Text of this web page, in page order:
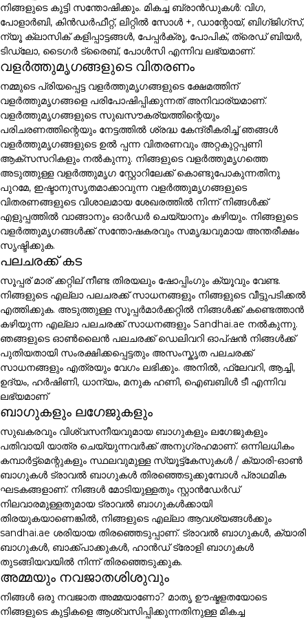
നിങ്ങളുടെ കുട്ടി സന്തോഷിക്കും. മികച്ച ബ്രാൻഡുകൾ: വിഗ,
പോളാർബി, കിൻഡർഫീറ്റ്, ലിറ്റിൽ സോൾ +, ഡാന്റോയ്, ബിഗ്ജിഗ്സ്,
ന്യൂ ക്ലാസിക് കളിപ്പാട്ടങ്ങൾ, പേപ്പർക്രൂ, പോപിക്, ത്രെഡ് ബിയർ,
ടിഡ്ലോ, ടൈഗർ ട്രൈബ്, പോൾസി എന്നിവ ലഭ്യമാണ്.
വളർത്തുമൃഗങ്ങളുടെ വിതരണം
നമ്മുടെ പ്രിയപ്പെട്ട വളർത്തുമൃഗങ്ങളുടെ ക്ഷേമത്തിന്
വളർത്തുമൃഗങ്ങളെ പരിപോഷിപ്പിക്കുന്നത് അനിവാര്യമാണ്.
വളർത്തുമൃഗങ്ങളുടെ സുഖസൗകര്യത്തിന്റെയും
പരിചരണത്തിന്റെയും നേട്ടത്തിൽ ശ്രദ്ധ കേന്ദ്രീകരിച്ച് ഞങ്ങൾ
വളർത്തുമൃഗങ്ങളുടെ ഉൽ പ്പന്ന വിതരണവും അറ്റകുറ്റപ്പണി
ആക്സസറികളും നൽകുന്നു. നിങ്ങളുടെ വളർത്തുമൃഗത്തെ
അടുത്തുള്ള വളർത്തുമൃഗ സ്റ്റോറിലേക്ക് കൊണ്ടുപോകുന്നതിനു
പുറമേ, ഇഷ്ടാനുസൃതമാക്കാവുന്ന വളർത്തുമൃഗങ്ങളുടെ
വിതരണങ്ങളുടെ വിശാലമായ ശേഖരത്തിൽ നിന്ന് നിങ്ങൾക്ക്
എളുപ്പത്തിൽ വാങ്ങാനും ഓർഡർ ചെയ്യാനും കഴിയും. നിങ്ങളുടെ
വളർത്തുമൃഗങ്ങൾക്ക് സന്തോഷകരവും സമൃദ്ധവുമായ അന്തരീക്ഷം
സൃഷ്ടിക്കുക.
പലചരക്ക് കട
സൂപ്പര് മാര് ക്കറ്റില് നീണ്ട തിരയലും ഷോപ്പിംഗും ക്യൂവും വേണ്ട.
നിങ്ങളുടെ എല്ലാ പലചരക്ക് സാധനങ്ങളും നിങ്ങളുടെ വീട്ടുപടിക്കൽ
എത്തിക്കുക. അടുത്തുള്ള സൂപ്പർമാർക്കറ്റിൽ നിങ്ങൾക്ക് കണ്ടെത്താൻ
കഴിയുന്ന എല്ലാ പലചരക്ക് സാധനങ്ങളും Sandhai.ae നൽകുന്നു.
ഞങ്ങളുടെ ഓൺലൈൻ പലചരക്ക് ഡെലിവറി ഓപ്ഷൻ നിങ്ങൾക്ക്
പുതിയതായി സംരക്ഷിക്കപ്പെട്ടതും അസംസ്കൃത പലചരക്ക്
സാധനങ്ങളും എത്രയും വേഗം ലഭിക്കും. അനിൽ, ഫ്ലേവറി, ആച്ചി,
ഉദ്യം, ഹർഷിണി, ധാന്യം, മനുക ഹണി, ഐബബിൾ ടീ എന്നിവ
ലഭ്യമാണ്
ബാഗുകളും ലഗേജുകളും
സുഖകരവും വിശ്വസനീയവുമായ ബാഗുകളും ലഗേജുകളും
പതിവായി യാത്ര ചെയ്യുന്നവർക്ക് അനുഗ്രഹമാണ്. ഒന്നിലധികം
കമ്പാർട്ട്മെന്റുകളും സ്ഥലവുമുള്ള സ്യൂട്ട്കേസുകൾ / ക്യാരി-ഓൺ
ബാഗുകൾ ട്രാവൽ ബാഗുകൾ തിരഞ്ഞെടുക്കുമ്പോൾ പ്രാഥമിക
ഘടകങ്ങളാണ്. നിങ്ങൾ മോടിയുള്ളതും സ്റ്റാൻഡേർഡ്
നിലവാരമുള്ളതുമായ ട്രാവൽ ബാഗുകൾക്കായി
തിരയുകയാണെങ്കിൽ, നിങ്ങളുടെ എല്ലാ ആവശ്യങ്ങൾക്കും
sandhai.ae ശരിയായ തിരഞ്ഞെടുപ്പാണ്. ട്രാവൽ ബാഗുകൾ, ക്യാരി
ബാഗുകൾ, ബാക്ക്പാക്കുകൾ, ഹാൻഡ് ട്രോളി ബാഗുകൾ
തുടങ്ങിയവയിൽ നിന്ന് തിരഞ്ഞെടുക്കുക.
അമ്മയും നവജാതശിശുവും
നിങ്ങൾ ഒരു നവജാത അമ്മയാണോ? മാതൃ ഊഷ്മളതയോടെ
നിങ്ങളുടെ കുട്ടികളെ ആശ്വസിപ്പിക്കുന്നതിനുള്ള മികച്ച